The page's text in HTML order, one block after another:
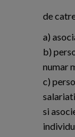
de
a)
b)
numar
c)
si